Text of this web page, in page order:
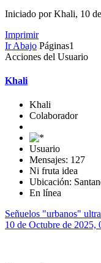
Iniciado por Khali, 10
Imprimir
Ir Abajo Páginas1
Acciones del Usuario
Khali
Khali
Colaborador
Usuario
Mensajes: 127
Ni fruta idea
Ubicación:
En línea
Señuelos "urbanos"
10 de Octubre de 2025,